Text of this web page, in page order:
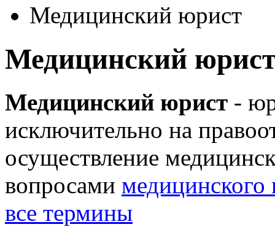
Медицинский юрист
Медицинский
Медицинский юрист -
исключительно на
осуществление
вопросами медицинского
все термины